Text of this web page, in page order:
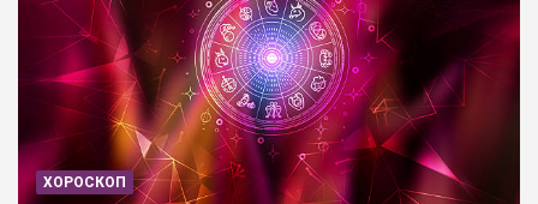
ХОРОСКОП